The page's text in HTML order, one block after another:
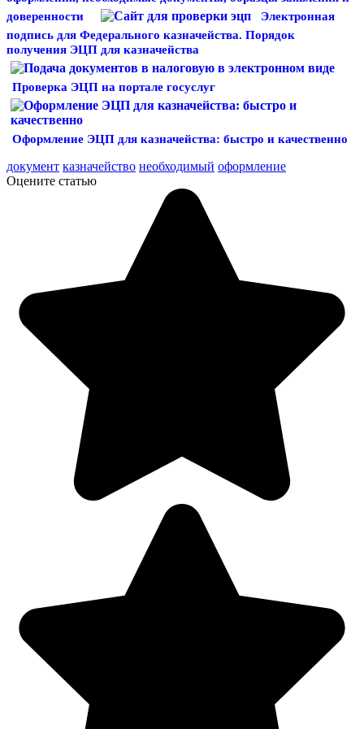
доверенности
Электронная
подпись для Федерального казначейства. Порядок
получения ЭЦП для казначейства
Проверка ЭЦП на портале госуслуг
Оформление ЭЦП для казначейства: быстро и качественно
документ казначейство необходимый оформление
Оцените статью